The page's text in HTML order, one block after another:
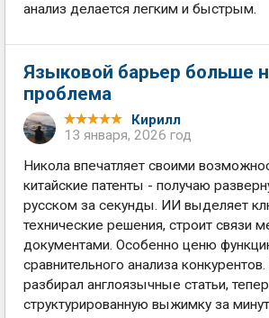
анализ делается легким и быстрым.
Языковой барьер больше
проблема
Кирилл
13 января, 2026 год
Никола впечатляет своими
китайские патенты - получаю
русском за секунды. ИИ выделяет
технические решения, строит связи
документами. Особенно ценю
сравнительного анализа
разбирал англоязычные статьи,
структурированную выжимку за